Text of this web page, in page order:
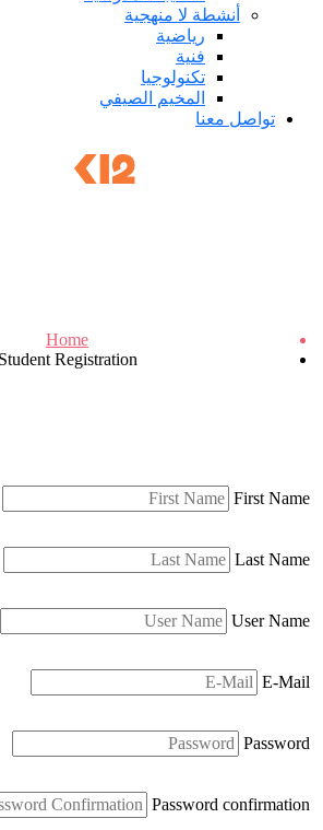
أنشطة لا منهجية
رياضية
فنية
تكنولوجيا
المخيم الصيفي
تواصل معنا
Home
Student Registration
First Name
Last Name
User Name
E-Mail
Password
Password confirmation